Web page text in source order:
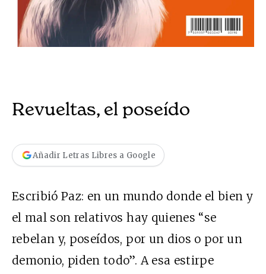
Revueltas, el poseído
Añadir Letras Libres a Google
Escribió Paz: en un mundo donde el bien y
el mal son relativos hay quienes “se
rebelan y, poseídos, por un dios o por un
demonio, piden todo”. A esa estirpe